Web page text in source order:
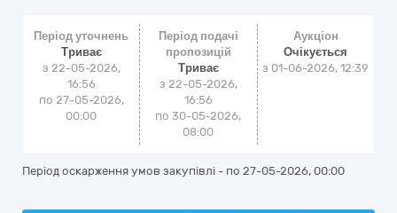
Період уточнень
Триває
з 22-05-2026,
16:56
по 27-05-2026,
00:00
Період подачі
пропозицій
Триває
з 22-05-2026,
16:56
по 30-05-2026,
08:00
Аукціон
Очікується
з 01-06-2026, 12:39
Період оскарження умов закупівлі - по 27-05-2026, 00:00